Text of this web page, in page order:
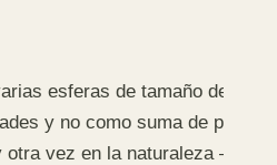
esferas de tamaño
y no como suma de
otra vez en la naturaleza —en